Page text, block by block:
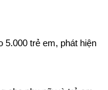
5.000 trẻ em, phát hiện